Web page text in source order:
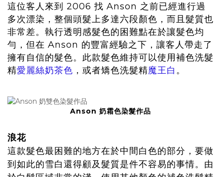
這位客人來到 2006 找 Anson 之前已經進行過
多次漂染，整個頭髮上多達六段顏色，而且髮質也
非常差。執行透明感髮色的困難點在於讓髮色均
勻，但在 Anson 的豐富經驗之下，讓客人帶走了
擁有自信的髮色。此款髮色維持可以使用補色洗髮
精愛麗絲奶茶色 ，或者矯色洗髮精魔王白 。
Anson 奶霜色染髮作品
浪花
這款髮色最困難的地方在於中間白色的部分，要做
到如此的雪白還得顧及髮質是件不容易的事情。由